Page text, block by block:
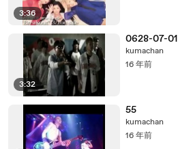
3:36
3:32
0628-07-01
kumachan
16 年前
55
kumachan
16 年前